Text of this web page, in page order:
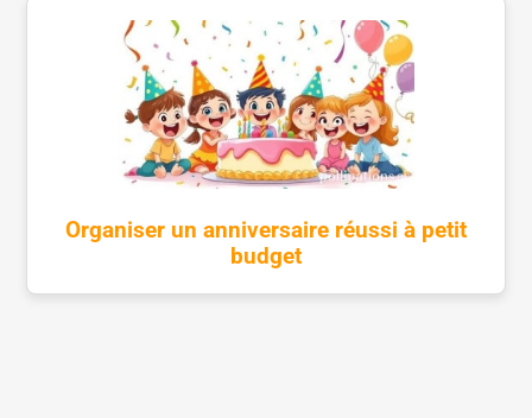
Organiser un anniversaire réussi à petit
budget